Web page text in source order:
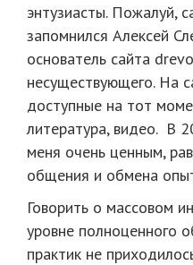
энтузиасты. Пожалуй,
запомнился Алексей
основатель сайта
несуществующего. На
доступные на тот
литература, видео. В
меня очень ценным,
общения и обмена
Говорить о массовом
уровне полноценного
практик не